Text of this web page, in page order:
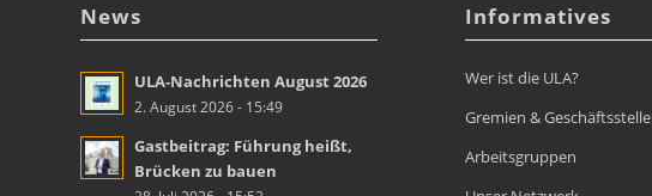
News
ULA-Nachrichten August 2026
2. August 2026 - 15:49
Gastbeitrag: Führung heißt,
Brücken zu bauen
Informatives
Wer ist die ULA?
Gremien & Geschäftsstelle
Arbeitsgruppen